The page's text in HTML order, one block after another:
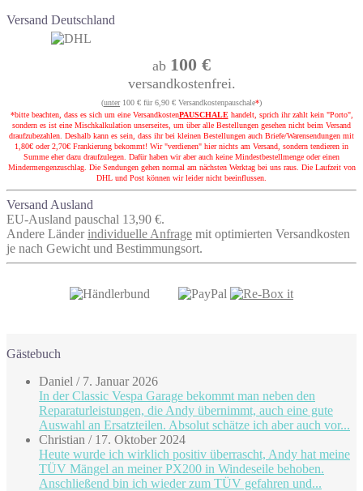
Versand Deutschland
ab 100 €
versandkostenfrei.
(unter100 € für 6,90 € Versandkostenpauschale*)
*bitte beachten, dass es sich um eine VersandkostenPAUSCHALEhandelt, sprich ihr zahlt kein "Porto",
sondern es ist eine Mischkalkulation unserseites, um über alle Bestellungen gesehen nicht beim Versand
draufzubezahlen. Deshalb kann es sein, dass ihr bei kleinen Bestellungen auch Briefe/Warensendungen mit
1,80€ oder 2,70€ Frankierung bekommt! Wir "verdienen" hier nichts am Versand, sondern tendieren in
Summe eher dazu draufzulegen. Dafür haben wir aber auch keine Mindestbestellmenge oder einen
Mindermengenzuschlag. Die Sendungen gehen normal am nächsten Werktag bei uns raus. Die Laufzeit von
DHL und Post können wir leider nicht beeinflussen.
Versand Ausland
EU-Ausland pauschal 13,90 €.
Andere Länder individuelle Anfrage mit optimierten Versandkosten
je nach Gewicht und Bestimmungsort.
Gästebuch
Daniel / 7. Januar 2026
In der Classic Vespa Garage bekommt man neben den
Reparaturleistungen, die Andy übernimmt, auch eine gute
Auswahl an Ersatzteilen. Absolut schätze ich aber auch vor...
Christian / 17. Oktober 2024
Heute wurde ich wirklich positiv überrascht, Andy hat meine
TÜV Mängel an meiner PX200 in Windeseile behoben.
Anschließend bin ich wieder zum TÜV gefahren und...